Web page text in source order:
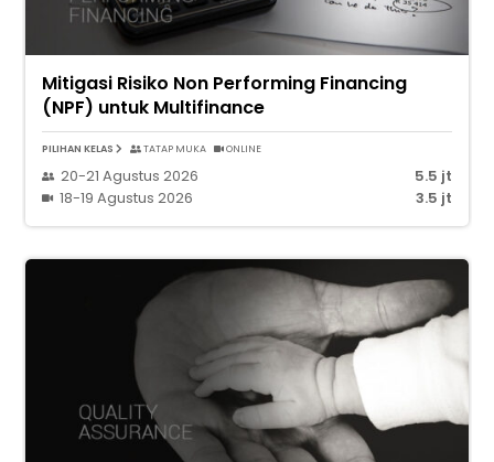
Mitigasi Risiko Non Performing Financing
(NPF) untuk Multifinance
PILIHAN KELAS TATAP MUKA ONLINE
20-21 Agustus 2026
5.5 jt
18-19 Agustus 2026
3.5 jt